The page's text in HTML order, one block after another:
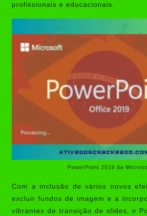
profissionais e educacionais.
PowerPoint 2019 da
Com a inclusão de vários novos
excluir fundos de imagem e a
vibrantes de transição de slides, o